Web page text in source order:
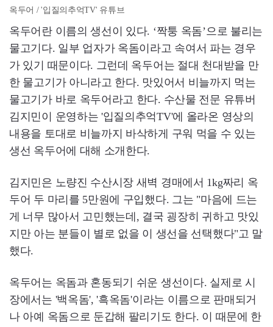
옥두어 / '입질의추억TV' 유튜브
옥두어란 이름의 생선이 있다. ‘짝퉁 옥돔’으로 불리는
물고기다. 일부 업자가 옥돔이라고 속여서 파는 경우
가 있기 때문이다. 그런데 옥두어는 절대 천대받을 만
한 물고기가 아니라고 한다. 맛있어서 비늘까지 먹는
물고기가 바로 옥두어라고 한다. 수산물 전문 유튜버
김지민이 운영하는 '입질의추억TV'에 올라온 영상의
내용을 토대로 비늘까지 바삭하게 구워 먹을 수 있는
생선 옥두어에 대해 소개한다.
김지민은 노량진 수산시장 새벽 경매에서 1kg짜리 옥
두어 두 마리를 5만원에 구입했다. 그는 "마음에 드는
게 너무 많아서 고민했는데, 결국 굉장히 귀하고 맛있
지만 아는 분들이 별로 없을 이 생선을 선택했다"고 말
했다.
옥두어는 옥돔과 혼동되기 쉬운 생선이다. 실제로 시
장에서는 '백옥돔', '흑옥돔'이라는 이름으로 판매되거
나 아예 옥돔으로 둔갑해 팔리기도 한다. 이 때문에 한